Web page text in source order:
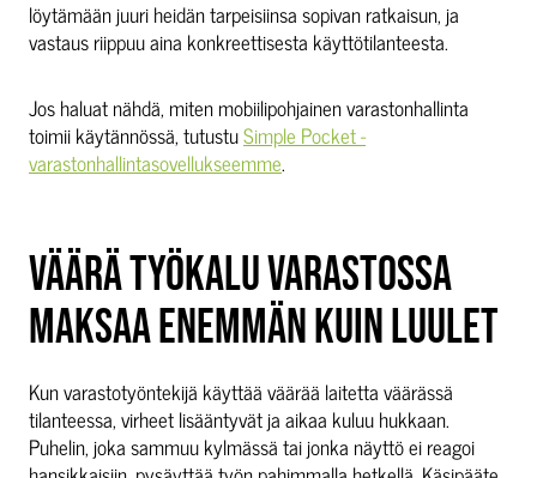
löytämään juuri heidän tarpeisiinsa sopivan ratkaisun, ja
vastaus riippuu aina konkreettisesta käyttötilanteesta.
Jos haluat nähdä, miten mobiilipohjainen varastonhallinta
toimii käytännössä, tutustuSimple Pocket -
varastonhallintasovellukseemme.
VÄÄRÄ TYÖKALU VARASTOSSA
MAKSAA ENEMMÄN KUIN LUULET
Kun varastotyöntekijä käyttää väärää laitetta väärässä
tilanteessa, virheet lisääntyvät ja aikaa kuluu hukkaan.
Puhelin, joka sammuu kylmässä tai jonka näyttö ei reagoi